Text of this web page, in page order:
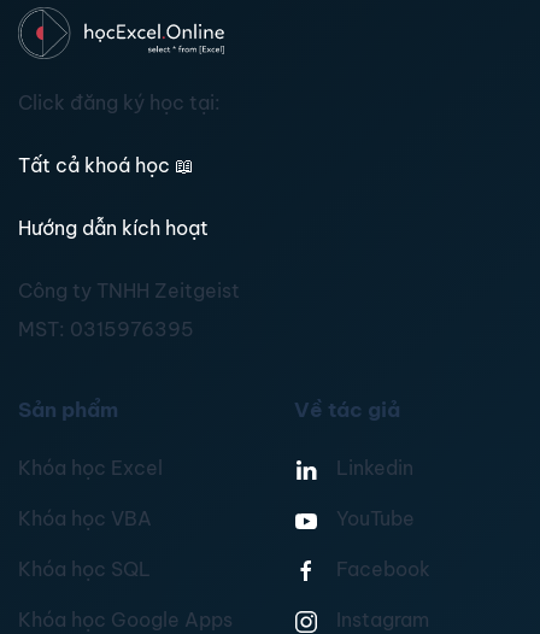
Click đăng ký học tại:
Tất cả khoá học 📖
Hướng dẫn kích hoạt
Công ty TNHH Zeitgeist
MST: 0315976395
Sản phẩm
Khóa học Excel
Khóa học VBA
Khóa học SQL
Khóa học Google Apps
Về tác giả
Linkedin
YouTube
Facebook
Instagram